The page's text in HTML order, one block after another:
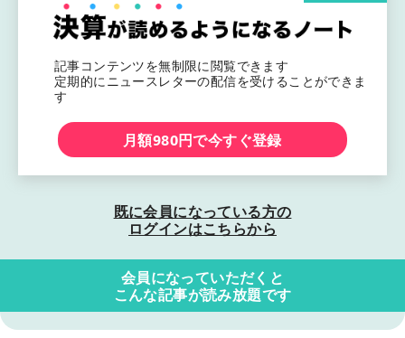
記事コンテンツを無制限に閲覧できます
定期的にニュースレターの配信を受けることができま
す
月額980円で今すぐ登録
既に会員になっている方の
ログインはこちらから
会員になっていただくと
こんな記事が読み放題です